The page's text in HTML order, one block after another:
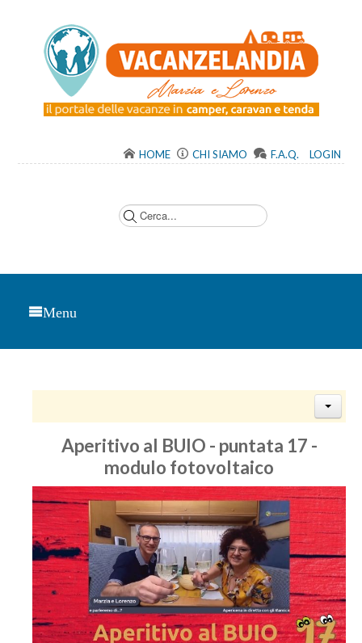
HOME CHI SIAMO F.A.Q. LOGIN
Menu
Aperitivo al BUIO - puntata 17 -
modulo fotovoltaico